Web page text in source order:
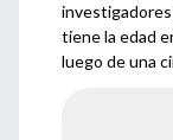
tiene la edad
luego de una